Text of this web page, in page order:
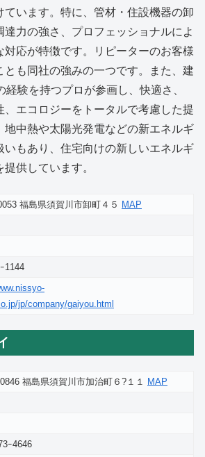
ています。特に、管材・住設機器の卸
力の強さ、プロフェッショナルによ
対応が特徴です。リピーターのお客様
とも同社の強みの一つです。また、建
験を持つプロが参画し、快適さ、
、エコロジーをトータルで考慮した提
地中熱や太陽光発電などの新エネルギ
いもあり、住宅向けの新しいエネルギ
供しています。
福島県須賀川市卸町４５ MAP
1144
jp/company/gaiyou.html
福島県須賀川市加治町６?１１ MAP
ｰ4646